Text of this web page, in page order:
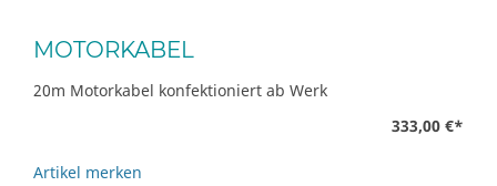
MOTORKABEL
20m Motorkabel konfektioniert ab Werk
333,00 €*
Artikel merken